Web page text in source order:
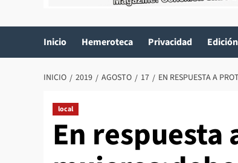
Inicio Hemeroteca Privacidad
INICIO 2019 AGOSTO 17 EN RESPUESTA A
local
En respuesta